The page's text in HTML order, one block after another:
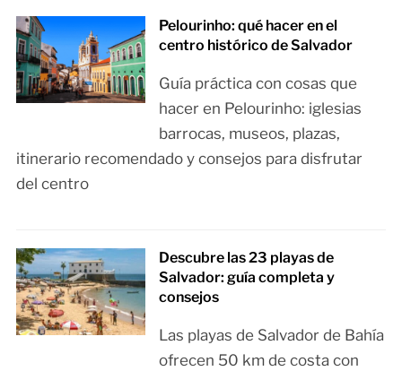
Pelourinho: qué hacer en el
centro histórico de Salvador
Guía práctica con cosas que
hacer en Pelourinho: iglesias
barrocas, museos, plazas,
itinerario recomendado y consejos para disfrutar
del centro
Descubre las 23 playas de
Salvador: guía completa y
consejos
Las playas de Salvador de Bahía
ofrecen 50 km de costa con